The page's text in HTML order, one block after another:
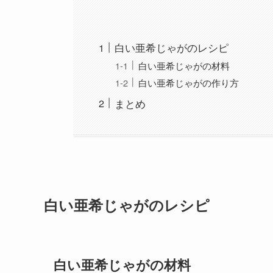
白い亜希じゃがのレシピ
白い亜希じゃがの材料
白い亜希じゃがの作り方
まとめ
白い亜希じゃがのレシピ
白い亜希じゃがの材料